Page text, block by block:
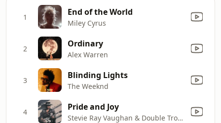
1 End of the World
Miley Cyrus
2 Ordinary
Alex Warren
3 Blinding Lights
The Weeknd
4 Pride and Joy
Stevie Ray Vaughan & Double Trouble